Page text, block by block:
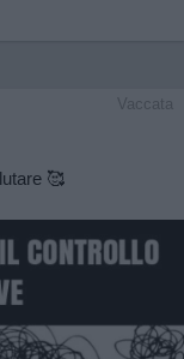
Vaccata
🥰